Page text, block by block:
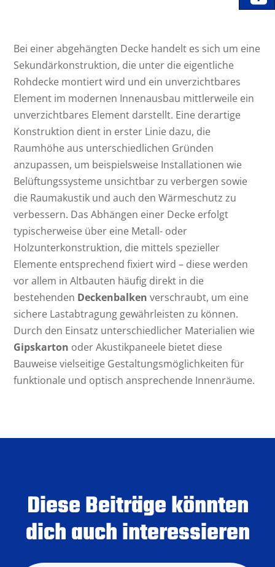
Bei einer abgehängten Decke handelt es sich um eine
Sekundärkonstruktion, die unter die eigentliche
Rohdecke montiert wird und ein unverzichtbares
Element im modernen Innenausbau mittlerweile ein
unverzichtbares Element darstellt. Eine derartige
Konstruktion dient in erster Linie dazu, die
Raumhöhe aus unterschiedlichen Gründen
anzupassen, um beispielsweise Installationen wie
Belüftungssysteme unsichtbar zu verbergen sowie
die Raumakustik und auch den Wärmeschutz zu
verbessern. Das Abhängen einer Decke erfolgt
typischerweise über eine Metall- oder
Holzunterkonstruktion, die mittels spezieller
Elemente entsprechend fixiert wird – diese werden
vor allem in Altbauten häufig direkt in die
bestehenden Deckenbalken verschraubt, um eine
sichere Lastabtragung gewährleisten zu können.
Durch den Einsatz unterschiedlicher Materialien wie
Gipskarton oder Akustikpaneele bietet diese
Bauweise vielseitige Gestaltungsmöglichkeiten für
funktionale und optisch ansprechende Innenräume.
Diese Beiträge könnten
dich auch interessieren